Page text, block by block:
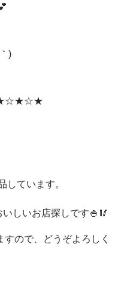
)
しています。
しいお店探しです🍚🥢
ので、どうぞよろしく